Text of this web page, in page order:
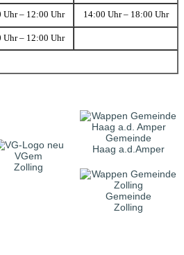
Uhr – 12:00 Uhr 14:00 Uhr – 18:00 Uhr
Uhr – 12:00 Uhr
VGem
Zolling
Gemeinde
Haag a.d.Amper
Gemeinde
Zolling